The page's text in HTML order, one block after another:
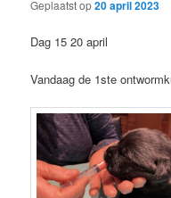
Geplaatst op20 april 2023
Dag 15 20 april
Vandaag de 1ste